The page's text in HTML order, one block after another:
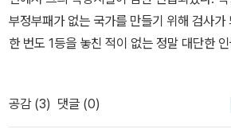
의 틀에 갇히지 않는 교육의 ‘그물망’을 상상
의 강력한 중심이 있고 나머지 개체들이 복속
든 개체들이 동등하고 유기적인 관계를 맺는
그는 파울로 프레이리가 쓴『페다고지』, 자크
가가고자 한다. 이 글에 바통을 이어받는 것은 문학평론가이자 인문
측정하려는 창의적 사고는 대단하다.도대체
의 생활기록부에 독서 기록을 적도록 되어있
기한다는 것.시는 역사보다 더 철학적이고
말하는 경향이 많고,이것은 어떤 개연적 필연
니까.(84) 문학의 역할은구체적 삶을 통한
으로는 이 땅의 시민적 삶에 뿌리내린 실천
학교로의 비상을 꿈꾸고 있다. 이 책은 2014
공동 기획으로 연 <교사 인문학 - 교사, '교
강의가 밭아이 되었다. 문학, 건축, 글쓰기,
야에서 오랜 시간 성심과 성의를 다하여 높
부정부패가 없는 국가를 만들기 위해 검사가
한 번도 1등을 놓친 적이 없는 정말 대단한
고 학교는 그들의 요구를 들어주었다고 한다
로 선생님들은 오냐오냐했고 그런 모든 것들
공감 (3) 댓글 (0)